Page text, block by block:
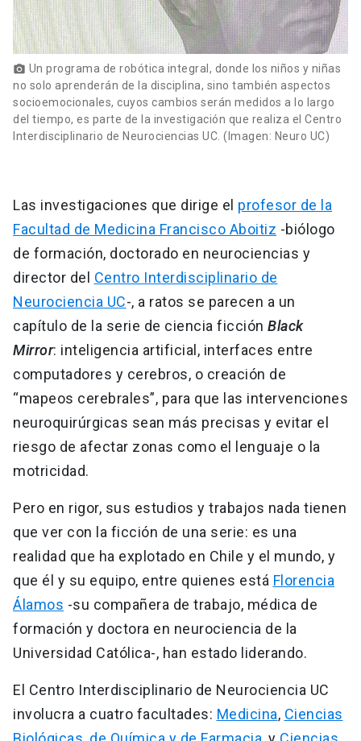
photo_camera Un programa de robótica integral, donde los niños y niñas
no solo aprenderán de la disciplina, sino también aspectos
socioemocionales, cuyos cambios serán medidos a lo largo
del tiempo, es parte de la investigación que realiza el Centro
Interdisciplinario de Neurociencias UC. (Imagen: Neuro UC)
Las investigaciones que dirige el profesor de la
Facultad de Medicina Francisco Aboitiz -biólogo
de formación, doctorado en neurociencias y
director del Centro Interdisciplinario de
Neurociencia UC-, a ratos se parecen a un
capítulo de la serie de ciencia ficción Black
Mirror: inteligencia artificial, interfaces entre
computadores y cerebros, o creación de
“mapeos cerebrales”, para que las intervenciones
neuroquirúrgicas sean más precisas y evitar el
riesgo de afectar zonas como el lenguaje o la
motricidad.
Pero en rigor, sus estudios y trabajos nada tienen
que ver con la ficción de una serie: es una
realidad que ha explotado en Chile y el mundo, y
que él y su equipo, entre quienes está Florencia
Álamos -su compañera de trabajo, médica de
formación y doctora en neurociencia de la
Universidad Católica-, han estado liderando.
El Centro Interdisciplinario de Neurociencia UC
involucra a cuatro facultades: Medicina, Ciencias